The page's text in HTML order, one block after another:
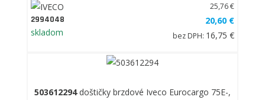
2994048
skladom
25,76 €
20,60 €
bez DPH: 16,75 €
503612294doštičky brzdové Iveco Eurocargo 75E-,